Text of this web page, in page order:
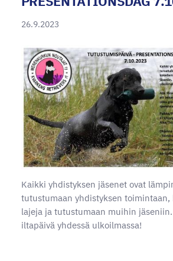
26.9.2023
Kaikki yhdistyksen jäsenet ovat
tutustumaan yhdistyksen toimintaan,
lajeja ja tutustumaan muihin
iltapäivä yhdessä ulkoilmassa!